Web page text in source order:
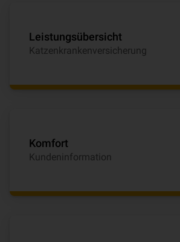
Leistungsübersicht
Katzenkrankenversicherung
Komfort
Kundeninformation